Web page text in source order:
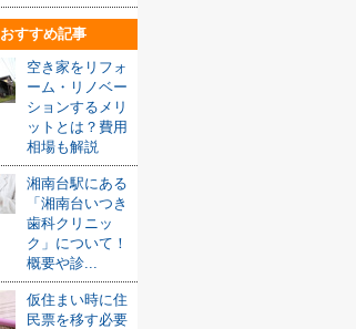
おすすめ記事
空き家をリフォ
ーム・リノベー
ションするメリ
ットとは？費用
相場も解説
湘南台駅にある
「湘南台いつき
歯科クリニッ
ク」について！
概要や診...
仮住まい時に住
民票を移す必要